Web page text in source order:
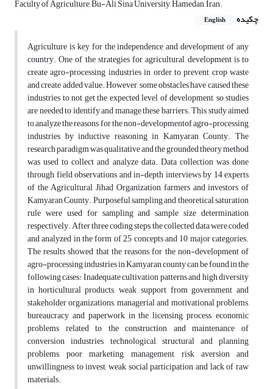
Faculty of Agriculture, Bu-Ali Sina University, Hamedan, Iran.
چکیده
English
Agriculture is key for the independence and development of any
country. One of the strategies for agricultural development is to
create agro-processing industries in order to prevent crop waste
and create added value. However, some obstacles have caused these
industries to not get the expected level of development, so studies
are needed to identify and manage these barriers. This study aimed
to analyze the reasons for the non-developmentof agro-processing
industries by inductive reasoning in Kamyaran County. The
research paradigm was qualitative and the grounded theory method
was used to collect and analyze data. Data collection was done
through field observations and in-depth interviews by 14 experts
of the Agricultural Jihad Organization, farmers and investors of
Kamyaran County. Purposeful sampling and theoretical saturation
rule were used for sampling and sample size determination
respectively. After three coding steps, the collected data were coded
and analyzed in the form of 25 concepts and 10 major categories.
The results showed that the reasons for the non-development of
agro-processing industries in Kamyaran county can be found in the
following cases: Inadequate cultivation patterns and high diversity
in horticultural products, weak support from government and
stakeholder organizations, managerial and motivational problems,
bureaucracy and paperwork in the licensing process, economic
problems related to the construction and maintenance of
conversion industries, technological, structural and planning
problems, poor marketing management, risk aversion and
unwillingness to invest, weak social participation and lack of raw
materials.